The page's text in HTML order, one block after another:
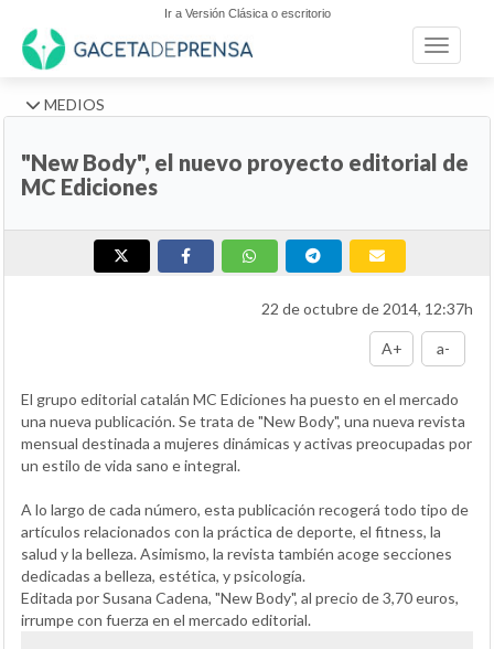
Ir a Versión Clásica o escritorio
Toggle
MEDIOS
"New Body", el nuevo proyecto editorial de
MC Ediciones
22 de octubre de 2014, 12:37h
A+ a-
El grupo editorial catalán MC Ediciones ha puesto en el mercado
una nueva publicación. Se trata de "New Body", una nueva revista
mensual destinada a mujeres dinámicas y activas preocupadas por
un estilo de vida sano e integral.
A lo largo de cada número, esta publicación recogerá todo tipo de
artículos relacionados con la práctica de deporte, el fitness, la
salud y la belleza. Asimismo, la revista también acoge secciones
dedicadas a belleza, estética, y psicología.
Editada por Susana Cadena, "New Body", al precio de 3,70 euros,
irrumpe con fuerza en el mercado editorial.